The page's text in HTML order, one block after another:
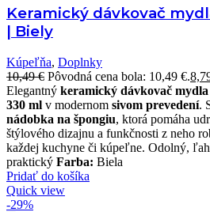
Keramický dávkovač
| Biely
Kúpeľňa, Doplnky
10,49€ Pôvodná cena bola: 10,49 €.
Elegantný keramický dávkovač mydla
330 ml v modernom sivom prevedení.
nádobka na špongiu, ktorá pomáha
štýlového dizajnu a funkčnosti z neho
každej kuchyne či kúpeľne. Odolný,
praktický Farba: Biela
Pridať do košíka
Quick view
-29%